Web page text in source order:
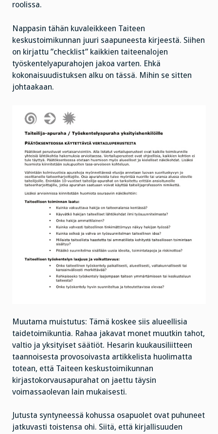
roolissa.
Nappasin tähän kuvaleikkeen Taiteen
keskustoimikunnan juuri saapuneesta kirjeestä. Siihen
on kirjattu ”checklist” kaikkien taiteenalojen
työskentelyapurahojen jakoa varten. Ehkä
kokonaisuudistuksen alku on tässä. Mihin se sitten
johtaakaan.
Muutama muistutus: Tämä koskee siis alueellisia
taidetoimikuntia. Rahaa jakavat monet muutkin tahot,
valtio ja yksityiset säätiöt. Hesarin kuukausiliitteen
taannoisesta provosoivasta artikkelista huolimatta
totean, että Taiteen keskustoimikunnan
kirjastokorvausapurahat on jaettu täysin
voimassaolevan lain mukaisesti.
Jutusta syntyneessä kohussa osapuolet ovat puhuneet
jatkuvasti toistensa ohi. Siitä, että kirjallisuuden